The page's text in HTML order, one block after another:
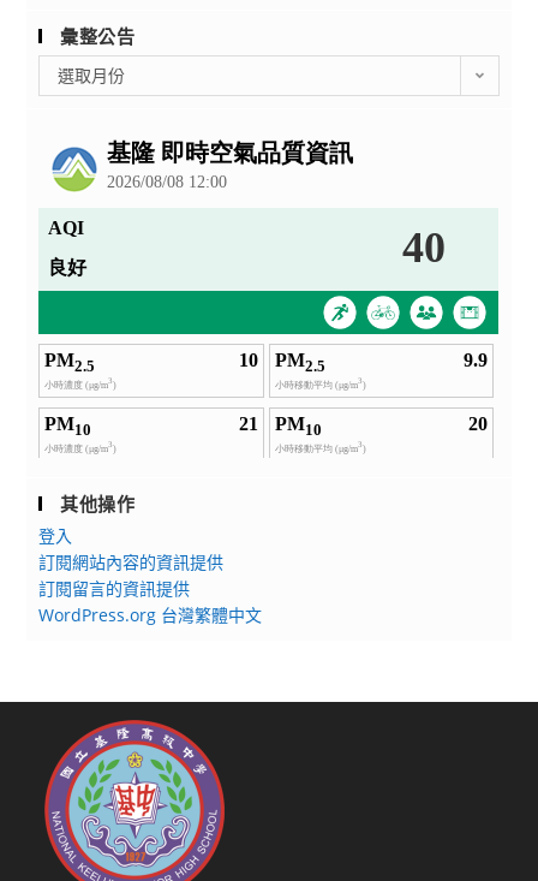
彙整公告
整
選取月份
其他操作
登入
訂閱網站內容的資訊提供
訂閱留言的資訊提供
WordPress.org 台灣繁體中文